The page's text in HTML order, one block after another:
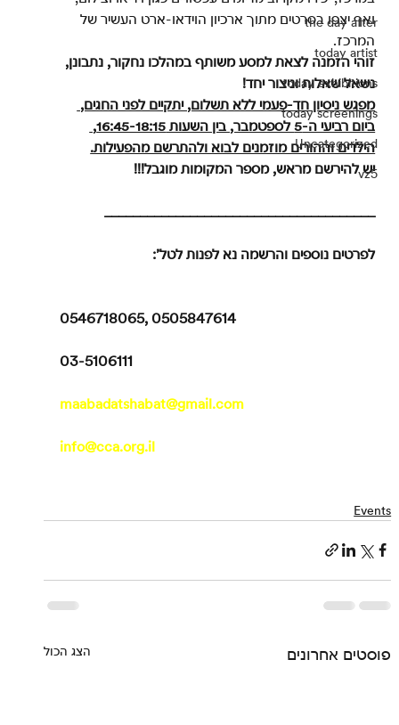
the day after
today artist
today exhibitions
today screenings
Uncategorized
vz5
ואף יצפו בסרטים מתוך ארכיון הוידאו-ארט העשיר של
המרכז.
זוהי הזמנה לצאת למסע משותף במהלכו נחקור, נתבונן,
נשאל שאלות וניצור יחד!
מפגש ניסיון חד-פעמי ללא תשלום, יתקיים לפני החגים,
ביום רביעי ה-5 לספטמבר, בין השעות 16:45-18:15,
הילדים וההורים מוזמנים לבוא ולהתרשם מהפעילות.
יש להירשם מראש, מספר המקומות מוגבל!!!
לפרטים נוספים והרשמה נא לפנות לטל’:
0546718065, 0505847614
03-5106111
maabadatshabat@gmail.com
info@cca.org.il
Events
פוסטים אחרונים הצג הכול